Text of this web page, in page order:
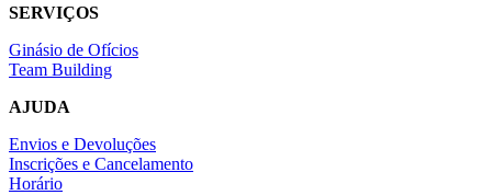
SERVIÇOS
Ginásio de Ofícios
Team Building
AJUDA
Envios e Devoluções
Inscrições e Cancelamento
Horário